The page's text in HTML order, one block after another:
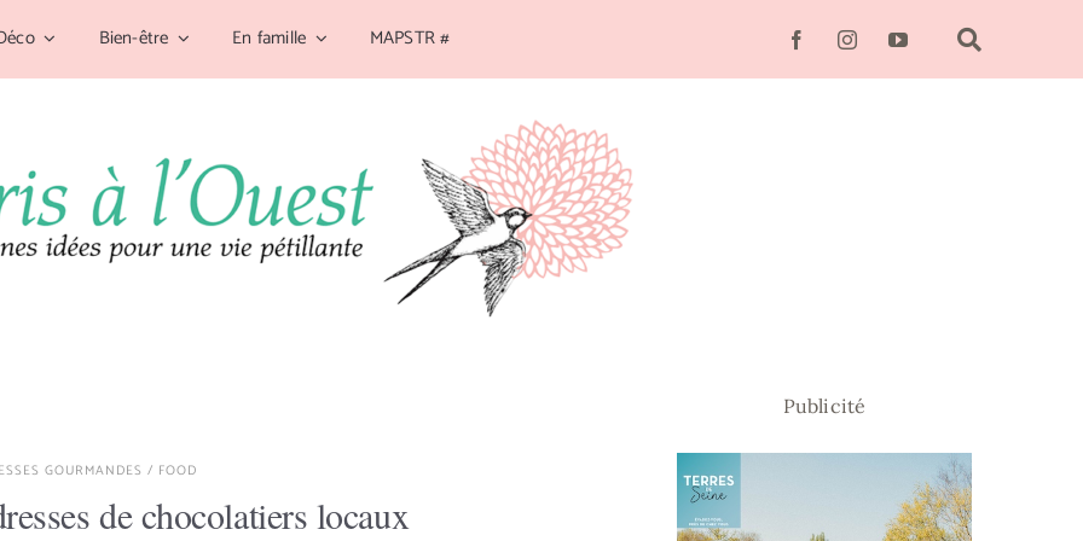
Bien-être En famille MAPSTR #
GOURMANDES / FOOD
de chocolatiers locaux
Publicité